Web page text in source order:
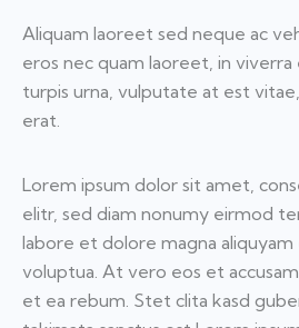
Aliquam laoreet sed neque ac
eros nec quam laoreet, in
turpis urna, vulputate at est
erat.
Lorem ipsum dolor sit amet,
elitr, sed diam nonumy eirmod
labore et dolore magna aliquyam
voluptua. At vero eos et
et ea rebum. Stet clita kasd